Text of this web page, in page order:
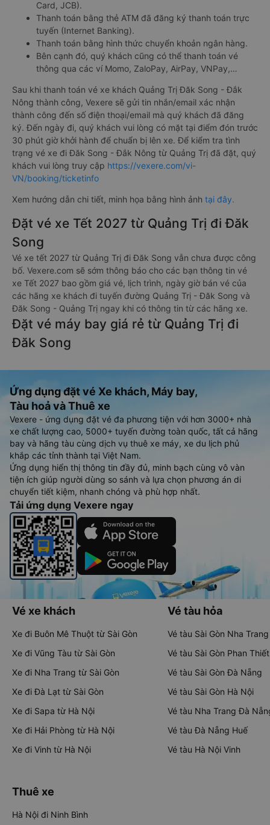
Card, JCB).
Thanh toán bằng thẻ ATM đã đăng ký thanh toán trực
tuyến (Internet Banking).
Thanh toán bằng hình thức chuyển khoản ngân hàng.
Bên cạnh đó, quý khách cũng có thể thanh toán vé
thông qua các ví Momo, ZaloPay, AirPay, VNPay,…
Sau khi thanh toán vé xe khách Quảng Trị Đăk Song - Đắk
Nông thành công, Vexere sẽ gửi tin nhắn/email xác nhận
thành công đến số điện thoại/email mà quý khách đã đăng
ký. Đến ngày đi, quý khách vui lòng có mặt tại điểm đón trước
30 phút giờ khởi hành để chuẩn bị lên xe. Để kiểm tra tình
trạng vé xe đi Đăk Song - Đắk Nông từ Quảng Trị đã đặt, quý
khách vui lòng truy cập https://vexere.com/vi-
VN/booking/ticketinfo
Xem hướng dẫn chi tiết, minh họa bằng hình ảnh tại đây.
Đặt vé xe Tết 2027 từ Quảng Trị đi Đăk
Song
Vé xe tết 2027 từ Quảng Trị đi Đăk Song vẫn chưa được công
bố. Vexere.com sẽ sớm thông báo cho các bạn thông tin vé
xe Tết 2027 bao gồm giá vé, lịch trình, ngày giờ bán vé của
các hãng xe khách đi tuyến đường Quảng Trị - Đăk Song và
Đăk Song - Quảng Trị ngay khi có thông tin từ các hãng xe.
Đặt vé máy bay giá rẻ từ Quảng Trị đi
Đăk Song
Ứng dụng đặt vé Xe khách, Máy bay,
Tàu hoả và Thuê xe
Vexere - ứng dụng đặt vé đa phương tiện với hơn 3000+ nhà
xe chất lượng cao, 5000+ tuyến đường toàn quốc, tất cả hãng
bay và hãng tàu cùng dịch vụ thuê xe máy, xe du lịch phủ
khắp các tỉnh thành tại Việt Nam.
Ứng dụng hiển thị thông tin đầy đủ, minh bạch cùng vô vàn
tiện ích giúp người dùng so sánh và lựa chọn phương án di
chuyển tiết kiệm, nhanh chóng và phù hợp nhất.
Tải ứng dụng Vexere ngay
Vé xe khách
Xe đi Buôn Mê Thuột từ Sài Gòn
Xe đi Vũng Tàu từ Sài Gòn
Xe đi Nha Trang từ Sài Gòn
Xe đi Đà Lạt từ Sài Gòn
Xe đi Sapa từ Hà Nội
Xe đi Hải Phòng từ Hà Nội
Xe đi Vinh từ Hà Nội
Vé tàu hỏa
Vé tàu Sài Gòn Nha Trang
Vé tàu Sài Gòn Phan Thiết
Vé tàu Sài Gòn Đà Nẵng
Vé tàu Sài Gòn Hà Nội
Vé tàu Nha Trang Đà
Vé tàu Đà Nẵng Huế
Vé tàu Hà Nội Vinh
Thuê xe
Hà Nội đi Ninh Bình